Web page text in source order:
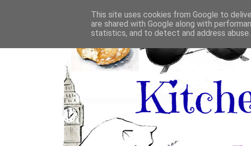
This site uses cookies from Google to
are shared with Google along with
statistics, and to detect and address abuse.